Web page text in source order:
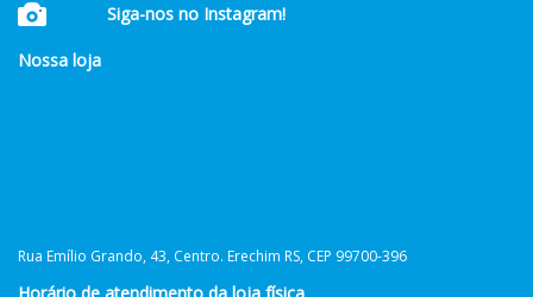
Siga-nos no Instagram!
Nossa loja
Rua Emílio Grando, 43, Centro. Erechim RS, CEP 99700-396